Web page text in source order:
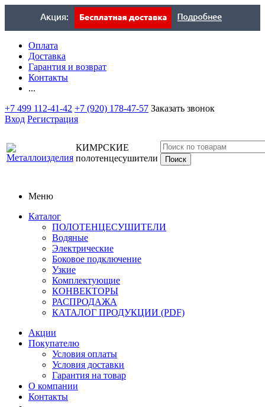
Оплата
Доставка
Гарантия и возврат
Контакты
...
+7 499 112-41-42 +7 (920) 178-47-57 Заказать звонок
Вход Регистрация
КИМРСКИЕ
полотенцесушители
Меню
Каталог
ПОЛОТЕНЦЕСУШИТЕЛИ
Водяные
Электрические
Боковое подключение
Узкие
Комплектующие
КОНВЕКТОРЫ
РАСПРОДАЖА
КАТАЛОГ ПРОДУКЦИИ (PDF)
Акции
Покупателю
Условия оплаты
Условия доставки
Гарантия на товар
О компании
Контакты